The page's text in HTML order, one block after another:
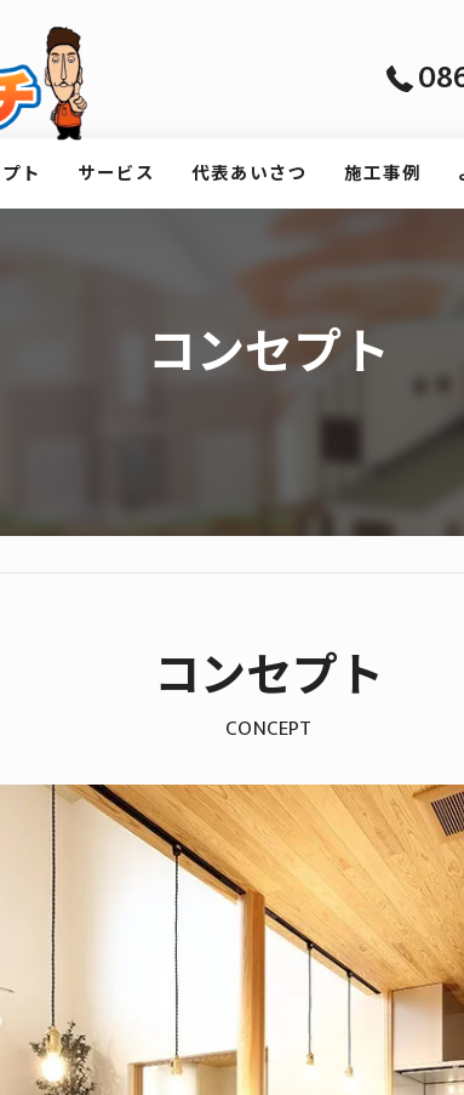
ト サービス 代表あいさつ 施工事例
コンセプト
コンセプト
CONCEPT